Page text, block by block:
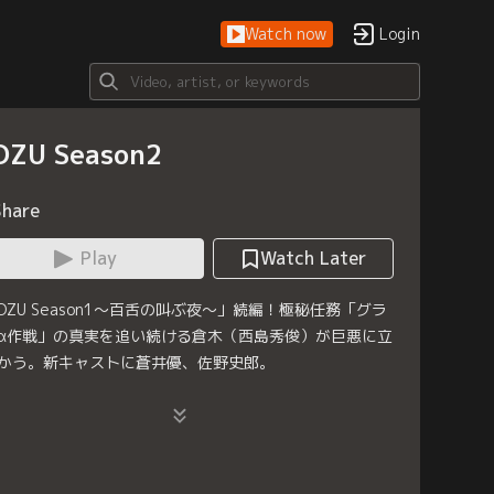
Watch now Login
Season2
Play
Watch Later
Season1～百舌の叫ぶ夜～」続編！極秘任務「グラ
作戦」の真実を追い続ける倉木（西島秀俊）が巨悪に立
う。新キャストに蒼井優、佐野史郎。